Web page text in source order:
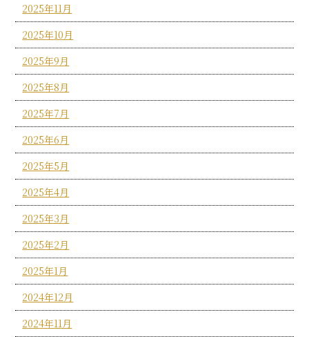
2025年11月
2025年10月
2025年9月
2025年8月
2025年7月
2025年6月
2025年5月
2025年4月
2025年3月
2025年2月
2025年1月
2024年12月
2024年11月